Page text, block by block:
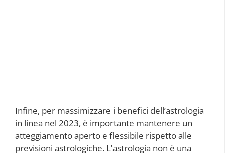
Infine, per massimizzare i benefici dell’astrologia
in linea nel 2023, è importante mantenere un
atteggiamento aperto e flessibile rispetto alle
previsioni astrologiche. L’astrologia non è una